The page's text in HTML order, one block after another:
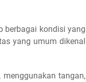
berbagai kondisi yang
yang umum dikenal
tangan,